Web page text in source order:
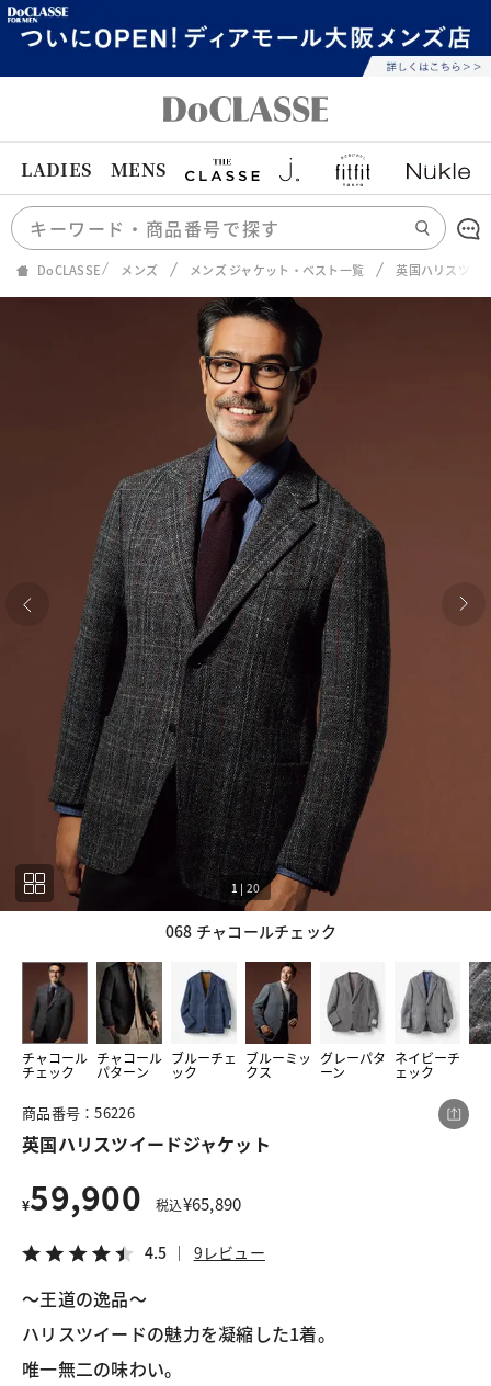
LADIES MENS
DoCLASSE メンズ メンズ ジャケット・ベスト一覧 英国ハリスツイ
068 チャコールチェック
1 | 20
チャコール
チェック
チャコール
パターン
ブルーチェ
ック
ブルーミッ
クス
グレーパタ
ーン
ネイビーチ
ェック
20
商品番号：56226
英国ハリスツイードジャケット
¥59,900 税込¥65,890
4.5 9レビュー
～王道の逸品～
ハリスツイードの魅力を凝縮した1着。
唯一無二の味わい。
この商品をシェアする
英国ハリスツイードジャケット
¥59,900 税込¥65,890